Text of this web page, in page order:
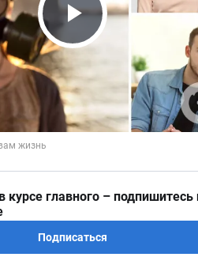
Play Video
курсе главного – подпишитесь
Подписаться